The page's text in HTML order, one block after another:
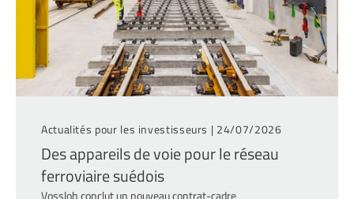
Actualités pour les investisseurs | 24/07/2026
Des appareils de voie pour le réseau
ferroviaire suédois
Vossloh conclut un nouveau contrat-cadre